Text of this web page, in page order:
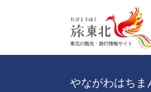
やながわはちま